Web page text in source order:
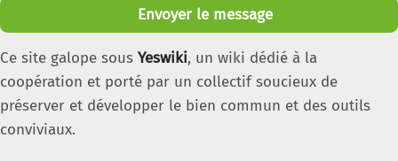
Envoyer le message
Ce site galope sous Yeswiki, un wiki dédié à la
coopération et porté par un collectif soucieux de
préserver et développer le bien commun et des outils
conviviaux.